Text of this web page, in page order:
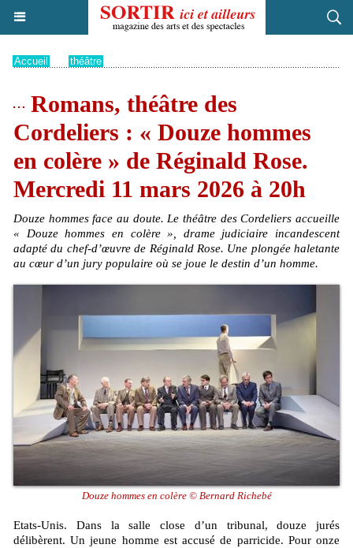
Accueil théâtre
Romans, théâtre des
Cordeliers : « Douze hommes
en colère » de Réginald Rose.
Mercredi 11 mars 2026 à 20h
Douze hommes face au doute. Le théâtre des Cordeliers accueille
« Douze hommes en colère », drame judiciaire incandescent
adapté du chef-d’œuvre de Réginald Rose. Une plongée haletante
au cœur d’un jury populaire où se joue le destin d’un homme.
Douze hommes en colère © Bernard Richebé
Etats-Unis. Dans la salle close d’un tribunal, douze jurés
délibèrent. Un jeune homme est accusé de parricide. Pour onze